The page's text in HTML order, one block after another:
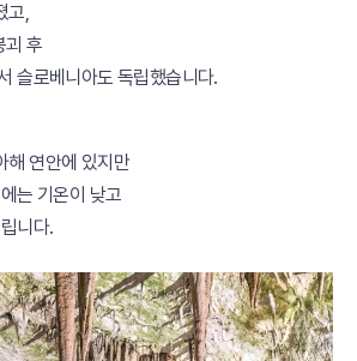
고,
괴 후
슬로베니아도 독립했습니다.
해 연안에 있지만
는 기온이 낮고
니다.